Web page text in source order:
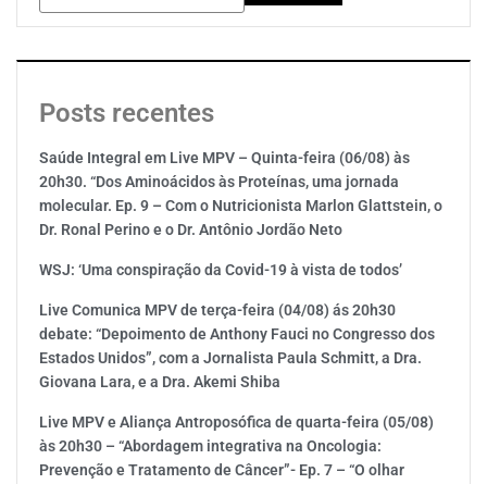
Posts recentes
Saúde Integral em Live MPV – Quinta-feira (06/08) às
20h30. “Dos Aminoácidos às Proteínas, uma jornada
molecular. Ep. 9 – Com o Nutricionista Marlon Glattstein, o
Dr. Ronal Perino e o Dr. Antônio Jordão Neto
WSJ: ‘Uma conspiração da Covid-19 à vista de todos’
Live Comunica MPV de terça-feira (04/08) ás 20h30
debate: “Depoimento de Anthony Fauci no Congresso dos
Estados Unidos”, com a Jornalista Paula Schmitt, a Dra.
Giovana Lara, e a Dra. Akemi Shiba
Live MPV e Aliança Antroposófica de quarta-feira (05/08)
às 20h30 – “Abordagem integrativa na Oncologia:
Prevenção e Tratamento de Câncer”- Ep. 7 – “O olhar